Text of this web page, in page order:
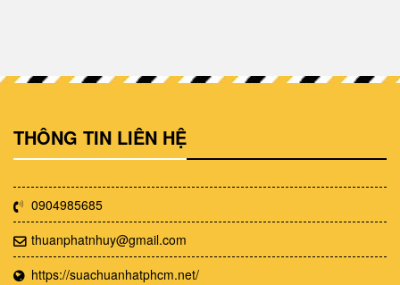
THÔNG TIN LIÊN HỆ
0904985685
thuanphatnhuy@gmail.com
https://suachuanhatphcm.net/